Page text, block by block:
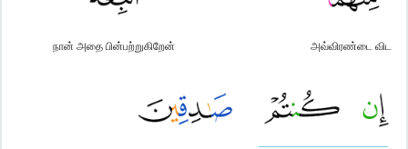
அவ்விரண்டை விட
நான் அதை பின்பற்றுகிறேன்